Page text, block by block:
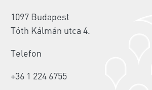
1097 Budapest
Tóth Kálmán utca 4.
Telefon
+36 1 224 6755